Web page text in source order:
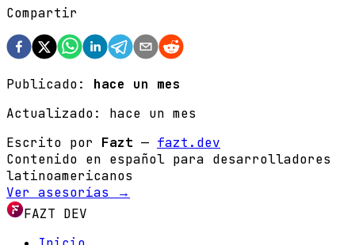
Compartir
Publicado:
hace un mes
Actualizado: hace un mes
Escrito por Fazt — fazt.dev
Contenido en español para desarrolladores
latinoamericanos
Ver asesorías →
FAZT DEV